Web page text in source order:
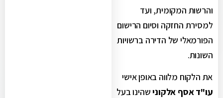
והרשות המקומית, ועד
למסירת החזקה וסיום הרישום
הפורמאלי של הדירה ברשויות
השונות.
את הלקוח מלווה באופן אישי
עו"ד אסף אלקונישהינו בעל